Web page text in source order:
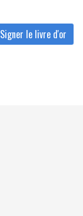
Signer le livre d'or